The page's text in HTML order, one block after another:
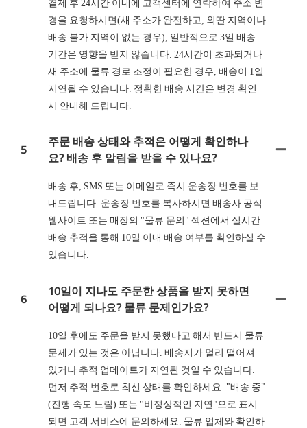
결제 후 24시간 이내에 고객센터에 연락하여 주소 변
경을 요청하시면(새 주소가 완전하고, 외딴 지역이나
배송 불가 지역이 없는 경우), 일반적으로 3일 배송
기간은 영향을 받지 않습니다. 24시간이 초과되거나
새 주소에 물류 경로 조정이 필요한 경우, 배송이 1일
지연될 수 있습니다. 정확한 배송 시간은 변경 확인
시 안내해 드립니다.
5
주문 배송 상태와 추적은 어떻게 확인하나
요? 배송 후 알림을 받을 수 있나요?
배송 후, SMS 또는 이메일로 즉시 운송장 번호를 보
내드립니다. 운송장 번호를 복사하시면 배송사 공식
웹사이트 또는 매장의 "물류 문의" 섹션에서 실시간
배송 추적을 통해 10일 이내 배송 여부를 확인하실 수
있습니다.
6
10일이 지나도 주문한 상품을 받지 못하면
어떻게 되나요? 물류 문제인가요?
10일 후에도 주문을 받지 못했다고 해서 반드시 물류
문제가 있는 것은 아닙니다. 배송지가 멀리 떨어져
있거나 추적 업데이트가 지연된 것일 수 있습니다.
먼저 추적 번호로 최신 상태를 확인하세요. "배송 중"
(진행 속도 느림) 또는 "비정상적인 지연"으로 표시
되면 고객 서비스에 문의하세요. 물류 업체와 확인하